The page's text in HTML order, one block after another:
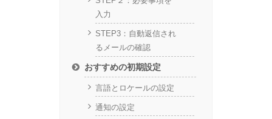
入力
STEP3：自動返信され
るメールの確認
おすすめの初期設定
言語とロケールの設定
通知の設定